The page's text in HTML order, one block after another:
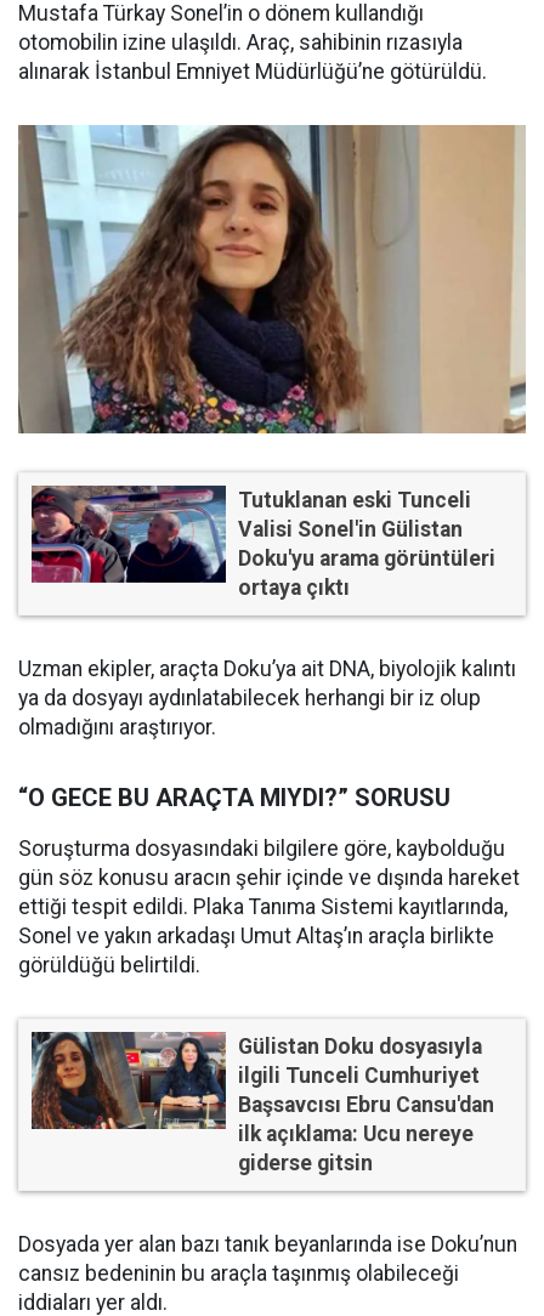
Mustafa Türkay Sonel’in o dönem kullandığı
otomobilin izine ulaşıldı. Araç, sahibinin rızasıyla
alınarak İstanbul Emniyet Müdürlüğü’ne götürüldü.
Tutuklanan eski Tunceli
Valisi Sonel'in Gülistan
Doku'yu arama görüntüleri
ortaya çıktı
Uzman ekipler, araçta Doku’ya ait DNA, biyolojik kalıntı
ya da dosyayı aydınlatabilecek herhangi bir iz olup
olmadığını araştırıyor.
“O GECE BU ARAÇTA MIYDI?” SORUSU
Soruşturma dosyasındaki bilgilere göre, kaybolduğu
gün söz konusu aracın şehir içinde ve dışında hareket
ettiği tespit edildi. Plaka Tanıma Sistemi kayıtlarında,
Sonel ve yakın arkadaşı Umut Altaş’ın araçla birlikte
görüldüğü belirtildi.
Gülistan Doku dosyasıyla
ilgili Tunceli Cumhuriyet
Başsavcısı Ebru Cansu'dan
ilk açıklama: Ucu nereye
giderse gitsin
Dosyada yer alan bazı tanık beyanlarında ise Doku’nun
cansız bedeninin bu araçla taşınmış olabileceği
iddiaları yer aldı.